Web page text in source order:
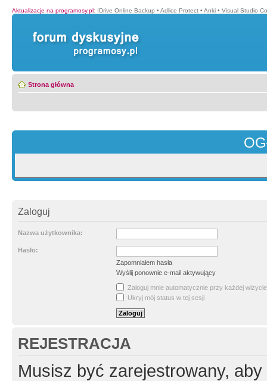
Aktualizacje na programosy.pl: IDrive Online Backup • Adlice Protect • Anki • Visual Studio
Strona główna
Zaloguj
Nazwa użytkownika:
Hasło:
Zapomniałem hasła
Wyślij ponownie e-mail aktywujący
Zaloguj mnie automatycznie przy każdej wizycie
Ukryj mój status w tej sesji
REJESTRACJA
Musisz być zarejestrowany,